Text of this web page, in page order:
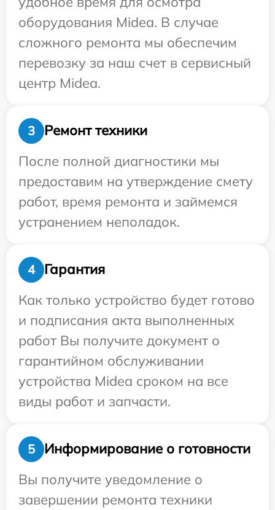
оборудования Midea. В случае
сложного ремонта мы обеспечим
перевозку за наш счет в сервисный
центр Midea.
3
Ремонт техники
После полной диагностики мы
предоставим на утверждение смету
работ, время ремонта и займемся
устранением неполадок.
4
Гарантия
Как только устройство будет готово
и подписания акта выполненных
работ Вы получите документ о
гарантийном обслуживании
устройства Midea сроком на все
виды работ и запчасти.
5
Информирование о готовности
Вы получите уведомление о
завершении ремонта техники